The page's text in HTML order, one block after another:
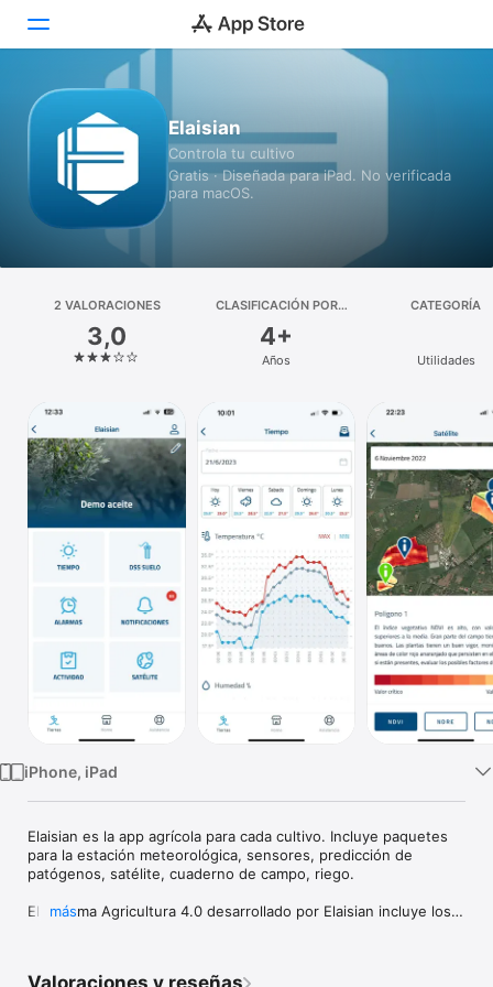
Hoy
Juegos
Apps
Arcade
Plataforma
iPhone
Mac
Watch
TV
Elaisian
Controla tu cultivo
Gratis · Diseñada para iPad. No verificada
para macOS.
2 VALORACIONES
3,0
CLASIFICACIÓN POR
4+
Años
CATEGORÍA
Utilidades
iPhone, iPad
Elaisian es la app agrícola para cada cultivo. Incluye paquetes
para la estación meteorológica, sensores, predicción de
patógenos, satélite, cuaderno de campo, riego.
El sistema Agricultura 4.0 desarrollado por Elaisian incluye los
más
Valoraciones y reseñas